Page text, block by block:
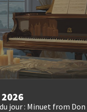
jour : Minuet from